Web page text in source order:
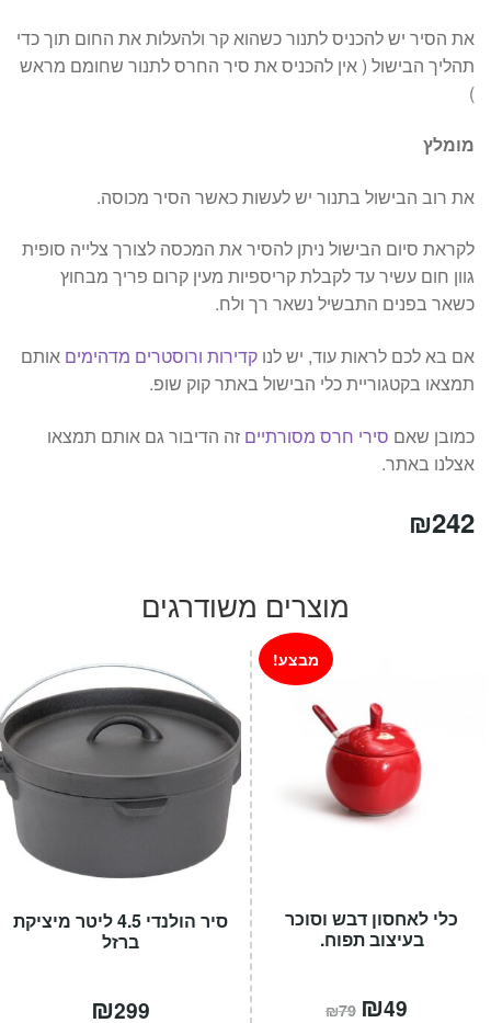
את הסיר יש להכניס לתנור כשהוא קר ולהעלות את החום תוך כדי
תהליך הבישול ( אין להכניס את סיר החרס לתנור שחומם מראש
)
מומלץ
את רוב הבישול בתנור יש לעשות כאשר הסיר מכוסה.
לקראת סיום הבישול ניתן להסיר את המכסה לצורך צלייה סופית
גוון חום עשיר עד לקבלת קריספיות מעין קרום פריך מבחוץ
כשאר בפנים התבשיל נשאר רך ולח.
אם בא לכם לראות עוד, יש לנו קדירות ורוסטרים מדהימים אותם
תמצאו בקטגוריית כלי הבישול באתר קוק שופ.
כמובן שאם סירי חרס מסורתיים זה הדיבור גם אותם תמצאו
אצלנו באתר.
₪242
מוצרים משודרגים
סיר הולנדי 4.5 ליטר מיציקת
ברזל
₪299
כלי לאחסון דבש וסוכר
בעיצוב תפוח.
מבצע!
₪79 המחיר
המקורי
₪49